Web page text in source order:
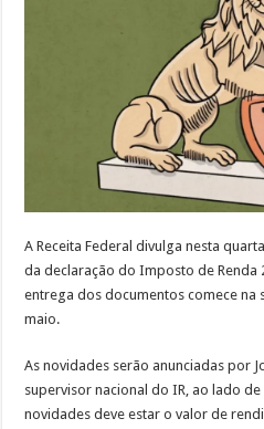
veja
prazos
e
quem
deve
declarar
A Receita Federal divulga nesta
da declaração do Imposto de Renda
entrega dos documentos comece na
maio.
As novidades serão anunciadas por
supervisor nacional do IR, ao lado
novidades deve estar o valor de